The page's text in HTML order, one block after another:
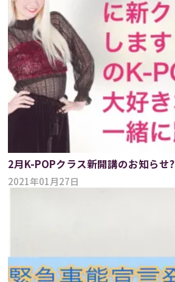
2月K-POPクラス新開講のお知らせ?
2021年01月27日